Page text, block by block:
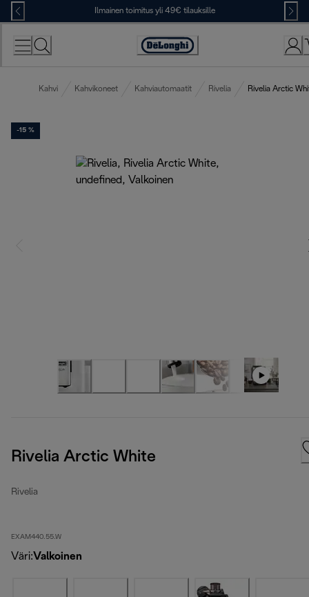
Skip
to
Content
Ilmainen toimitus yli 49€ tilauksille
Accessibility
Kahvi Kahvikoneet Kahviautomaatit Rivelia Rivelia Arctic
-15 %
Rivelia Arctic White
Rivelia
EXAM440.55.W
Väri:Valkoinen